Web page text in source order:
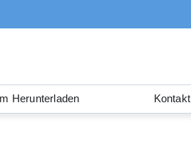
Herunterladen Kontakt